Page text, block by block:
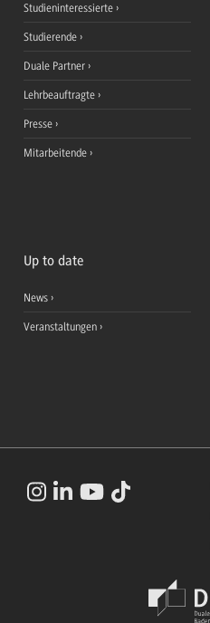
Studieninteressierte
Studierende
Duale Partner
Lehrbeauftragte
Presse
Mitarbeitende
Up to date
News
Veranstaltungen